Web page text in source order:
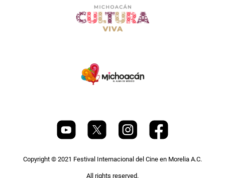
Copyright © 2021 Festival Internacional del Cine en Morelia A.C.
All rights reserved.